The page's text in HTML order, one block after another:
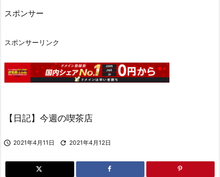
スポンサー
スポンサーリンク
【日記】今週の喫茶店
 2021年4月11日  2021年4月12日